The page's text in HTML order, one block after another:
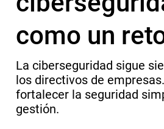
como un
La ciberseguridad sigue
los directivos de
fortalecer la seguridad
gestión.